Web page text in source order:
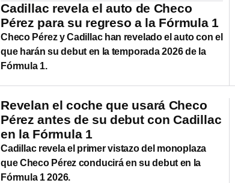
Cadillac revela el auto de Checo
Pérez para su regreso a la Fórmula 1
Checo Pérez y Cadillac han revelado el auto con el
que harán su debut en la temporada 2026 de la
Fórmula 1.
Revelan el coche que usará Checo
Pérez antes de su debut con Cadillac
en la Fórmula 1
Cadillac revela el primer vistazo del monoplaza
que Checo Pérez conducirá en su debut en la
Fórmula 1 2026.